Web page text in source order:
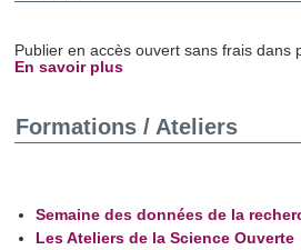
Publier en accès ouvert sans frais dans
En savoir plus
Formations / Ateliers
Semaine des données de la
Les Ateliers de la Science Ouverte